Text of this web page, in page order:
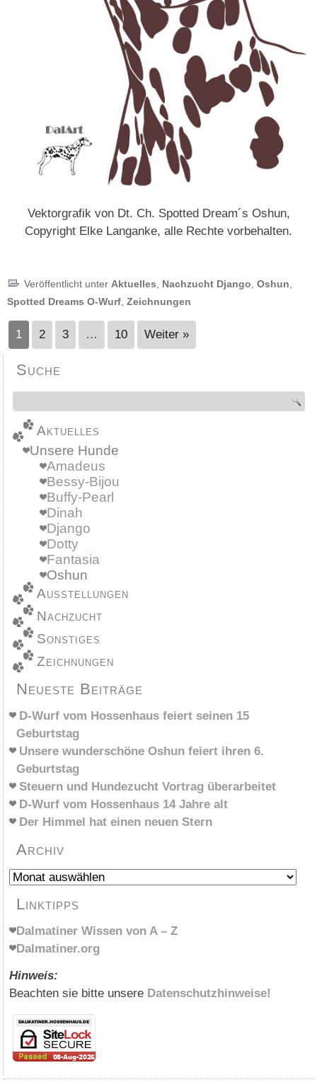
Vektorgrafik von Dt. Ch. Spotted Dream´s Oshun,
Copyright Elke Langanke, alle Rechte vorbehalten.
Veröffentlicht unter Aktuelles Nachzucht Django ,Oshun
Spotted Dreams O-Wurf ,Zeichnungen
1 2 3 … 10 Weiter »
Suche
Aktuelles
Unsere Hunde
Amadeus
Bessy-Bijou
Buffy-Pearl
Dinah
Django
Dotty
Fantasia
Oshun
Ausstellungen
Nachzucht
Sonstiges
Zeichnungen
Neueste Beiträge
D-Wurf vom Hossenhaus feiert seinen 15
Geburtstag
Unsere wunderschöne Oshun feiert ihren 6.
Geburtstag
Steuern und Hundezucht Vortrag überarbeitet
D-Wurf vom Hossenhaus 14 Jahre alt
Der Himmel hat einen neuen Stern
Archiv
Archiv
Linktipps
Dalmatiner Wissen von A – Z
Dalmatiner.org
Hinweis:
Beachten sie bitte unsere Datenschutzhinweise!